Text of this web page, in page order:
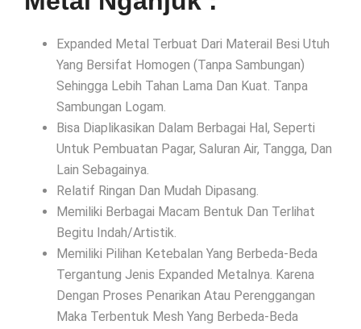
Expanded Metal Terbuat Dari Materail Besi Utuh
Yang Bersifat Homogen (Tanpa Sambungan)
Sehingga Lebih Tahan Lama Dan Kuat. Tanpa
Sambungan Logam.
Bisa Diaplikasikan Dalam Berbagai Hal, Seperti
Untuk Pembuatan Pagar, Saluran Air, Tangga, Dan
Lain Sebagainya.
Relatif Ringan Dan Mudah Dipasang.
Memiliki Berbagai Macam Bentuk Dan Terlihat
Begitu Indah/Artistik.
Memiliki Pilihan Ketebalan Yang Berbeda-Beda
Tergantung Jenis Expanded Metalnya. Karena
Dengan Proses Penarikan Atau Perenggangan
Maka Terbentuk Mesh Yang Berbeda-Beda